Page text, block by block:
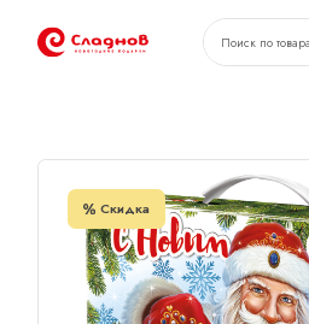
КАТАЛОГ ПОДАРКОВ
МОЖЕМ ЕЩЕ
ПОДОБРАТЬ
Каталог
Скидка